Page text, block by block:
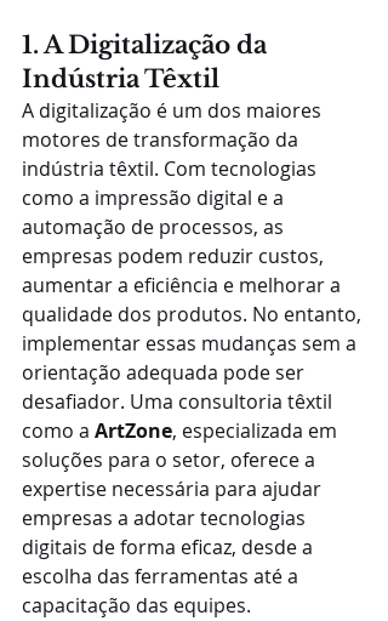
1. A Digitalização da
Indústria Têxtil
A digitalização é um dos maiores
motores de transformação da
indústria têxtil. Com tecnologias
como a impressão digital e a
automação de processos, as
empresas podem reduzir custos,
aumentar a eficiência e melhorar a
qualidade dos produtos. No entanto,
implementar essas mudanças sem a
orientação adequada pode ser
desafiador. Uma consultoria têxtil
como a ArtZone, especializada em
soluções para o setor, oferece a
expertise necessária para ajudar
empresas a adotar tecnologias
digitais de forma eficaz, desde a
escolha das ferramentas até a
capacitação das equipes.